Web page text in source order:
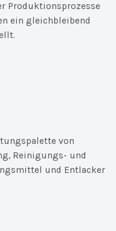
Produktionsprozesse
ein gleichbleibend
von
Reinigungs- und
und Entlacker